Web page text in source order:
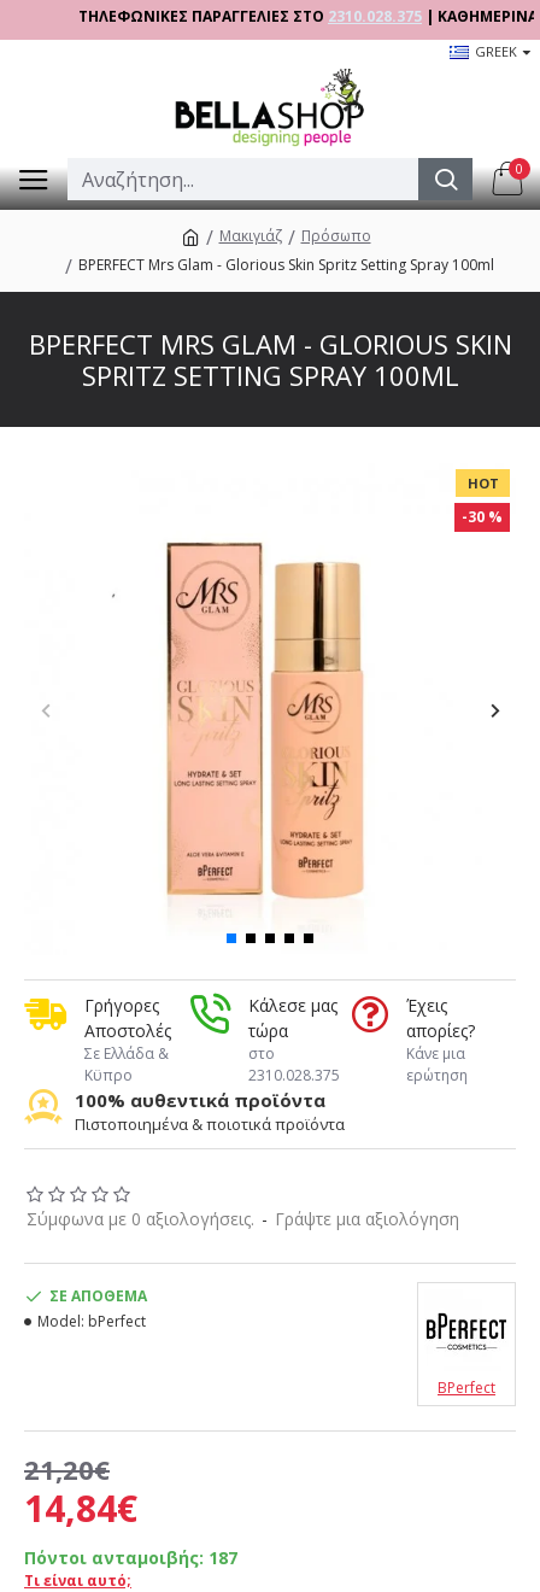
ΤΗΛΕΦΩΝΙΚΕΣ ΠΑΡΑΓΓΕΛΙΕΣ ΣΤΟ2310.028.375| ΚΑΘΗΜΕΡΙΝΑ
GREEK
0
Μακιγιάζ
Πρόσωπο
BPERFECT Mrs Glam - Glorious Skin Spritz Setting Spray 100ml
BPERFECT MRS GLAM - GLORIOUS SKIN
SPRITZ SETTING SPRAY 100ML
HOT
-30 %
Γρήγορες
Αποστολές
Σε Ελλάδα &
Κϋπρο
Κάλεσε μας
τώρα
στο
2310.028.375
Έχεις
απορίες?
Κάνε μια
ερώτηση
100% αυθεντικά προϊόντα
Πιστοποιημένα & ποιοτικά προϊόντα
Σύμφωνα με 0 αξιολογήσεις. - Γράψτε μια αξιολόγηση
14,84€
21,20€
Πόντοι ανταμοιβής: 187
Τι είναι αυτό;
ΣΕ ΑΠΌΘΕΜΑ
Model: bPerfect
BPerfect